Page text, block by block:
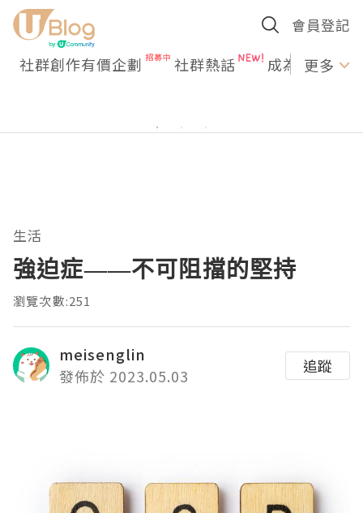
會員登記
社群創作有價企劃 社群熱話 成為U更多
生活
強迫症——不可阻擋的堅持
瀏覽次數:251
meisenglin
發佈於 2023.05.03
追蹤